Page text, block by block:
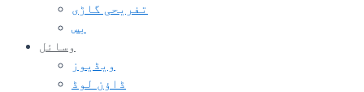
تفریحی گاڑی
بس
وسائل
ویڈیوز
ڈاؤن لوڈ